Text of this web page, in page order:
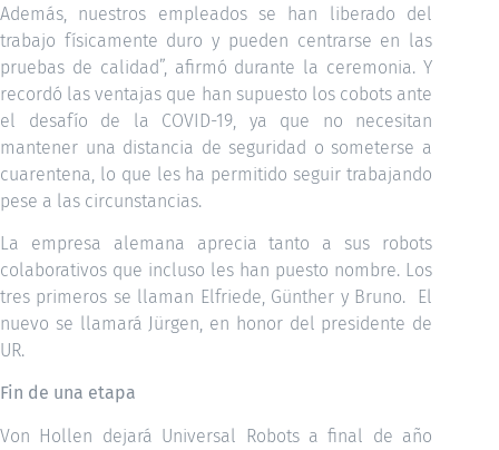
Además, nuestros empleados se han liberado del
trabajo físicamente duro y pueden centrarse en las
pruebas de calidad”, afirmó durante la ceremonia. Y
recordó las ventajas que han supuesto los cobots ante
el desafío de la COVID-19, ya que no necesitan
mantener una distancia de seguridad o someterse a
cuarentena, lo que les ha permitido seguir trabajando
pese a las circunstancias.
La empresa alemana aprecia tanto a sus robots
colaborativos que incluso les han puesto nombre. Los
tres primeros se llaman Elfriede, Günther y Bruno. El
nuevo se llamará Jürgen, en honor del presidente de
UR.
Fin de una etapa
Von Hollen dejará Universal Robots a final de año